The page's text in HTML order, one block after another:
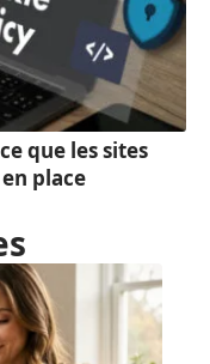
que les sites
place